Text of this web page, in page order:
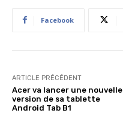
Facebook
ARTICLE PRÉCÉDENT
Acer va lancer une nouvelle
version de sa tablette
Android Tab B1